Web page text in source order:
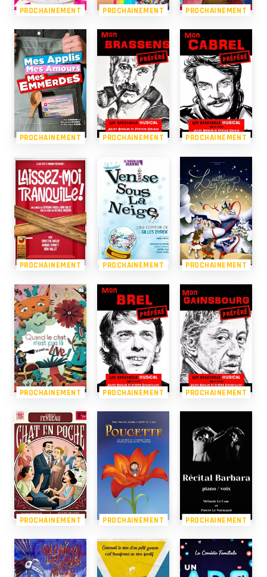
PROCHAINEMENT PROCHAINEMENT PROCHAINEMENT
PROCHAINEMENT PROCHAINEMENT PROCHAINEMENT
PROCHAINEMENT PROCHAINEMENT PROCHAINEMENT
PROCHAINEMENT PROCHAINEMENT PROCHAINEMENT
PROCHAINEMENT PROCHAINEMENT PROCHAINEMENT